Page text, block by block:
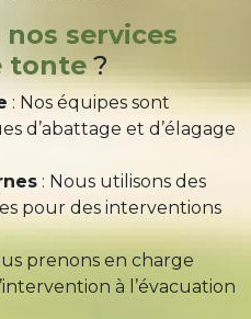
services
tonte?
: Nos équipes sont
d’abattage et d’élagage
: Nous utilisons des
pour des interventions
prenons en charge
à l’évacuation